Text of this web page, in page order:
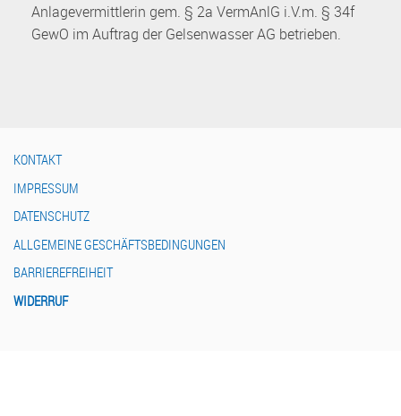
Anlagevermittlerin gem. § 2a VermAnlG i.V.m. § 34f
GewO im Auftrag der Gelsenwasser AG betrieben.
KONTAKT
IMPRESSUM
DATENSCHUTZ
ALLGEMEINE GESCHÄFTSBEDINGUNGEN
BARRIEREFREIHEIT
WIDERRUF